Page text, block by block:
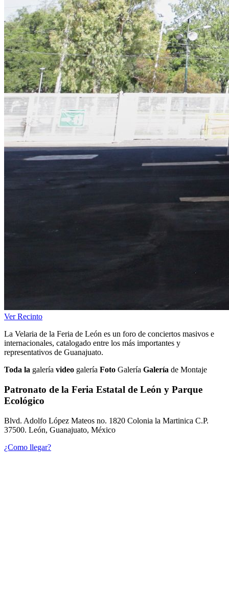
Ver Recinto
La Velaria de la Feria de León es un foro de conciertos masivos e
internacionales, catalogado entre los más importantes y
representativos de Guanajuato.
Toda la galería video galería Foto Galería Galería de Montaje
Patronato de la Feria Estatal de León y Parque
Ecológico
Blvd. Adolfo López Mateos no. 1820 Colonia la Martinica C.P.
37500. León, Guanajuato, México
¿Como llegar?